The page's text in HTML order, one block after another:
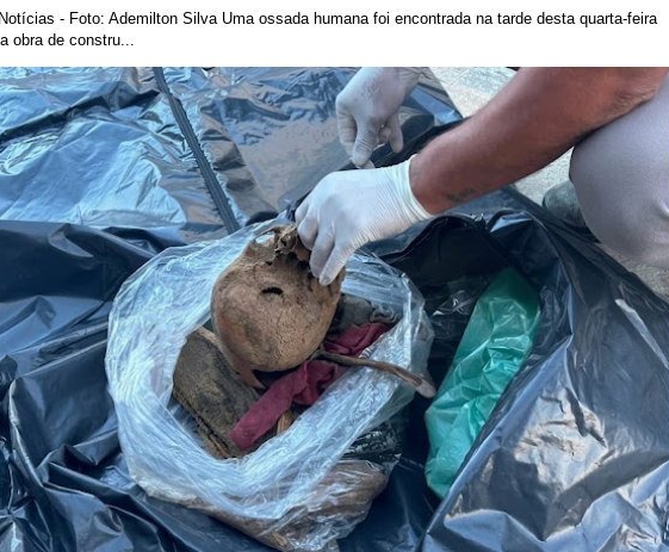
- Foto: Ademilton Silva Uma ossada humana foi encontrada na tarde desta quarta-feira
obra de constru...